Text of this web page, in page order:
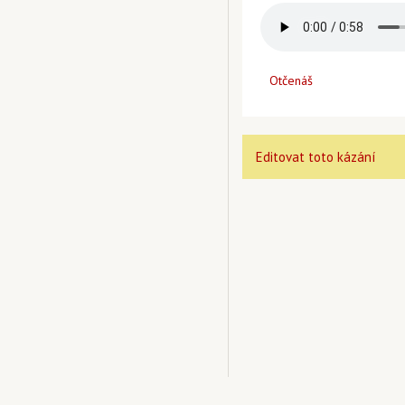
Otčenáš
Editovat toto kázání